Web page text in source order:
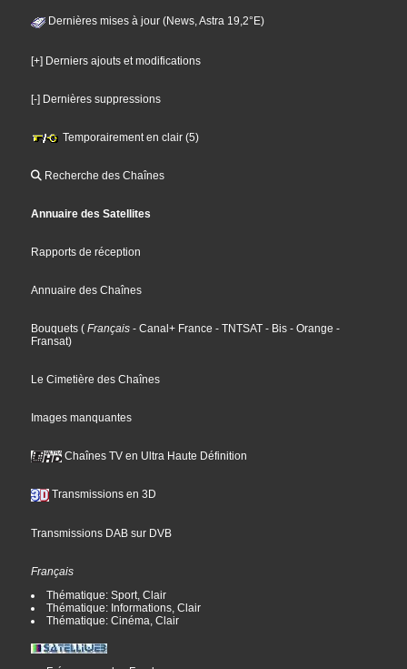
Dernières mises à jour (News, Astra 19,2°E)
[+] Derniers ajouts et modifications
[-] Dernières suppressions
Temporairement en clair (5)
Recherche des Chaînes
Annuaire des Satellites
Rapports de réception
Annuaire des Chaînes
Bouquets ( Français - Canal+ France - TNTSAT - Bis - Orange -
Fransat)
Le Cimetière des Chaînes
Images manquantes
Chaînes TV en Ultra Haute Définition
Transmissions en 3D
Transmissions DAB sur DVB
Français
Thématique: Sport, Clair
Thématique: Informations, Clair
Thématique: Cinéma, Clair